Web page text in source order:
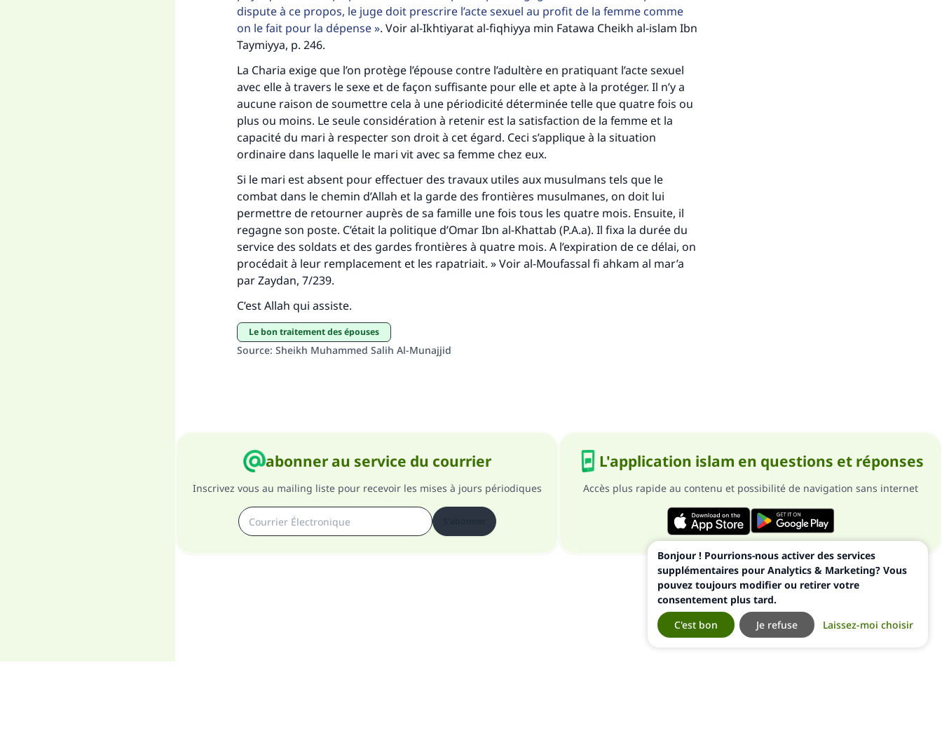
dispute à ce propos, le juge doit prescrire l’acte sexuel au profit de la femme comme
on le fait pour la dépense . Voir al-Ikhtiyarat al-fiqhiyya min Fatawa Cheikh al-islam Ibn
Taymiyya, p. 246.
La Charia exige que l’on protège l’épouse contre l’adultère en pratiquant l’acte sexuel
avec elle à travers le sexe et de façon suffisante pour elle et apte à la protéger. Il n’y a
aucune raison de soumettre cela à une périodicité déterminée telle que quatre fois ou
plus ou moins. Le seule considération à retenir est la satisfaction de la femme et la
capacité du mari à respecter son droit à cet égard. Ceci s’applique à la situation
ordinaire dans laquelle le mari vit avec sa femme chez eux.
Si le mari est absent pour effectuer des travaux utiles aux musulmans tels que le
combat dans le chemin d’Allah et la garde des frontières musulmanes, on doit lui
permettre de retourner auprès de sa famille une fois tous les quatre mois. Ensuite, il
regagne son poste. C’était la politique d’Omar Ibn al-Khattab (P.A.a). Il fixa la durée du
service des soldats et des gardes frontières à quatre mois. A l’expiration de ce délai, on
procédait à leur remplacement et les rapatriait. » Voir al-Moufassal fi ahkam al mar’a
par Zaydan, 7/239.
C’est Allah qui assiste.
le bon traitement des épouses
Source: Sheikh Muhammed Salih Al-Munajjid
abonner au service du courrier
Inscrivez vous au mailing liste pour recevoir les mises à jours périodiques
L'application islam en questions et réponses
Accès plus rapide au contenu et possibilité de navigation sans internet
Soutenez IslamQA
Bonjour ! Pourrions-nous activer des services
supplémentaires pour Analytics & Marketing? Vous
pouvez toujours modifier ou retirer votre
consentement plus tard.
Laissez-moi choisir
Je refuse
C'est bon